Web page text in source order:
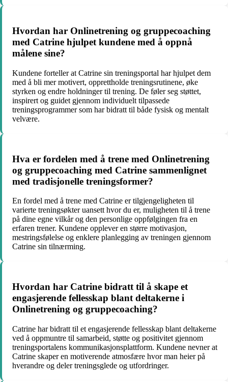
Hvordan har Onlinetrening og gruppecoaching
med Catrine hjulpet kundene med å oppnå
målene sine?
Kundene forteller at Catrine sin treningsportal har hjulpet dem
med å bli mer motivert, opprettholde treningsrutinene, øke
styrken og endre holdninger til trening. De føler seg støttet,
inspirert og guidet gjennom individuelt tilpassede
treningsprogrammer som har bidratt til både fysisk og mentalt
velvære.
Hva er fordelen med å trene med Onlinetrening
og gruppecoaching med Catrine sammenlignet
med tradisjonelle treningsformer?
En fordel med å trene med Catrine er tilgjengeligheten til
varierte treningsøkter uansett hvor du er, muligheten til å trene
på dine egne vilkår og den personlige oppfølgingen fra en
erfaren trener. Kundene opplever en større motivasjon,
mestringsfølelse og enklere planlegging av treningen gjennom
Catrine sin tilnærming.
Hvordan har Catrine bidratt til å skape et
engasjerende fellesskap blant deltakerne i
Onlinetrening og gruppecoaching?
Catrine har bidratt til et engasjerende fellesskap blant deltakerne
ved å oppmuntre til samarbeid, støtte og positivitet gjennom
treningsportalens kommunikasjonsplattform. Kundene nevner at
Catrine skaper en motiverende atmosfære hvor man heier på
hverandre og deler treningsglede og utfordringer.